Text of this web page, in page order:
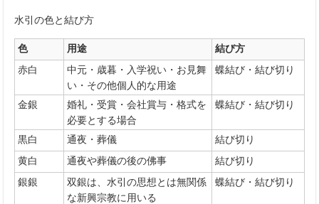
水引の色と結び方
色 用途
結び方
赤白
中元・歳暮・入学祝い・お見舞
い・その他個人的な用途
蝶結び・結び切り
金銀
婚礼・受賞・会社賞与・格式を
必要とする場合
蝶結び・結び切り
黒白 通夜・葬儀
結び切り
黄白
通夜や葬儀の後の佛事
結び切り
銀銀
双銀は、水引の思想とは無関係
な新興宗教に用いる
蝶結び・結び切り